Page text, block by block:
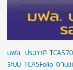
มฟล. ประกาศ
ระบบ TCASFolio ตาม